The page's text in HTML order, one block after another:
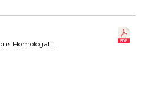
Commission Calendriers Compétitions Homologation